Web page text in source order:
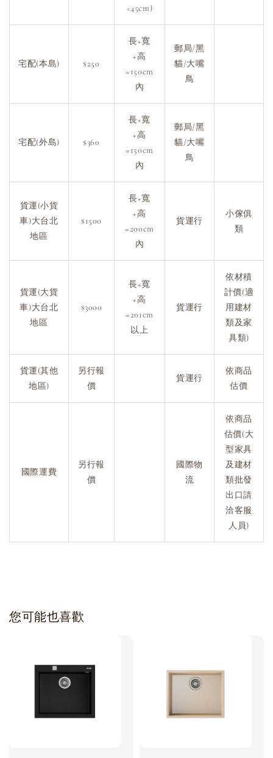
<45cm)
宅配(本島) $250
長+寬
+高
=150cm
內
郵局/黑
貓/大嘴
鳥
宅配(外島) $360
長+寬
+高
=150cm
內
郵局/黑
貓/大嘴
鳥
貨運(小貨
車)大台北
地區
$1500
長+寬
+高
=200cm
內
貨運行
小傢俱
類
貨運(大貨
車)大台北
地區
$3000
長+寬
+高
=201cm
以上
貨運行
依材積
計價(適
用建材
類及家
具類)
貨運(其他
地區)
另行報
價
貨運行
依商品
估價
國際運費
另行報
價
國際物
流
依商品
估價(大
型家具
及建材
類批發
出口請
洽客服
人員)
您可能也喜歡